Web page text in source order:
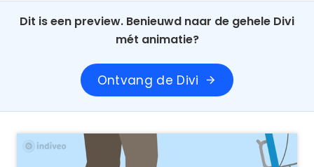
Dit is een preview. Benieuwd naar de gehele Divi
mét animatie?
Ontvang de Divi arrow_forward